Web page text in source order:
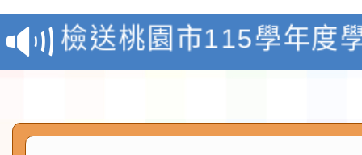
檢送桃園市115學年度
及師生本土語及新住民
實施要點各1份
程
函轉國家通訊傳播委員